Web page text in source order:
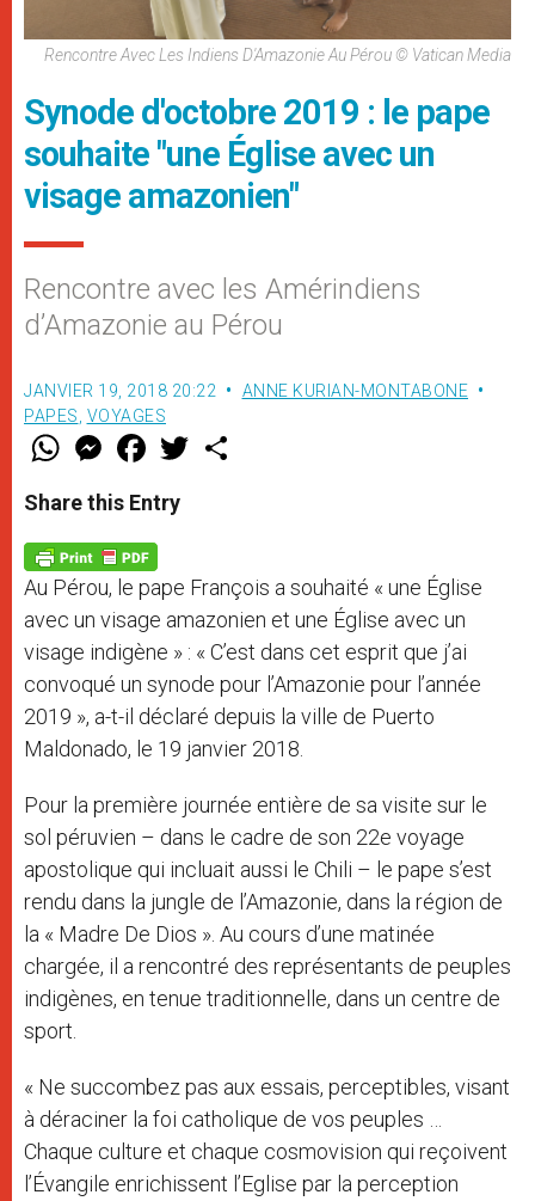
Rencontre Avec Les Indiens D'Amazonie Au Pérou © Vatican Media
Synode d'octobre 2019 : le pape
souhaite "une Église avec un
visage amazonien"
Rencontre avec les Amérindiens
d’Amazonie au Pérou
JANVIER 19, 2018 20:22
ANNE KURIAN-MONTABONE
PAPES VOYAGES
W
t
s
p
p
M
e
s
e
g
e
r
F
a
e
b
o
k
w
Share this Entry
Au Pérou, le pape François a souhaité « une Église
avec un visage amazonien et une Église avec un
visage indigène » : « C’est dans cet esprit que j’ai
convoqué un synode pour l’Amazonie pour l’année
2019 », a-t-il déclaré depuis la ville de Puerto
Maldonado, le 19 janvier 2018.
Pour la première journée entière de sa visite sur le
sol péruvien – dans le cadre de son 22e voyage
apostolique qui incluait aussi le Chili – le pape s’est
rendu dans la jungle de l’Amazonie, dans la région de
la « Madre De Dios ». Au cours d’une matinée
chargée, il a rencontré des représentants de peuples
indigènes, en tenue traditionnelle, dans un centre de
sport.
« Ne succombez pas aux essais, perceptibles, visant
à déraciner la foi catholique de vos peuples …
Chaque culture et chaque cosmovision qui reçoivent
l’Évangile enrichissent l’Eglise par la perception